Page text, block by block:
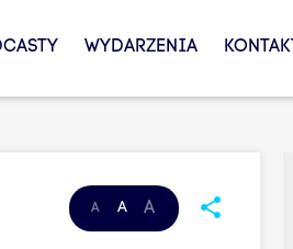
WYDARZENIA KONTAKT
A A A share